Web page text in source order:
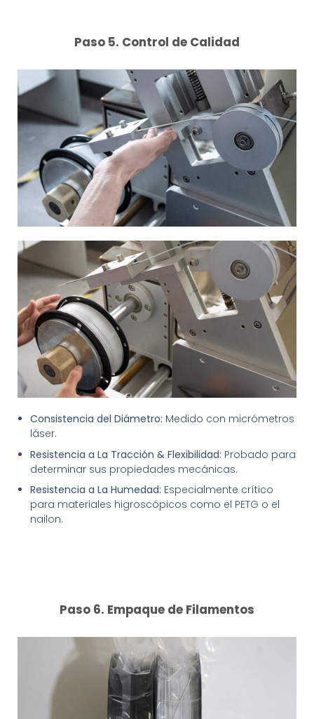
Paso 5. Control de Calidad
Consistencia del Diámetro: Medido con micrómetros
láser.
Resistencia a La Tracción & Flexibilidad: Probado para
determinar sus propiedades mecánicas.
Resistencia a La Humedad: Especialmente crítico
para materiales higroscópicos como el PETG o el
nailon.
Paso 6. Empaque de Filamentos